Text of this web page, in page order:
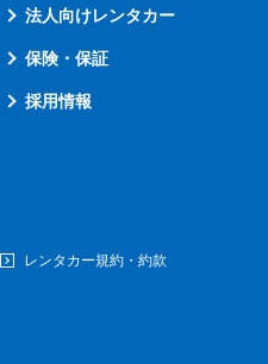
法人向けレンタカー
保険・保証
採用情報
レンタカー規約・約款